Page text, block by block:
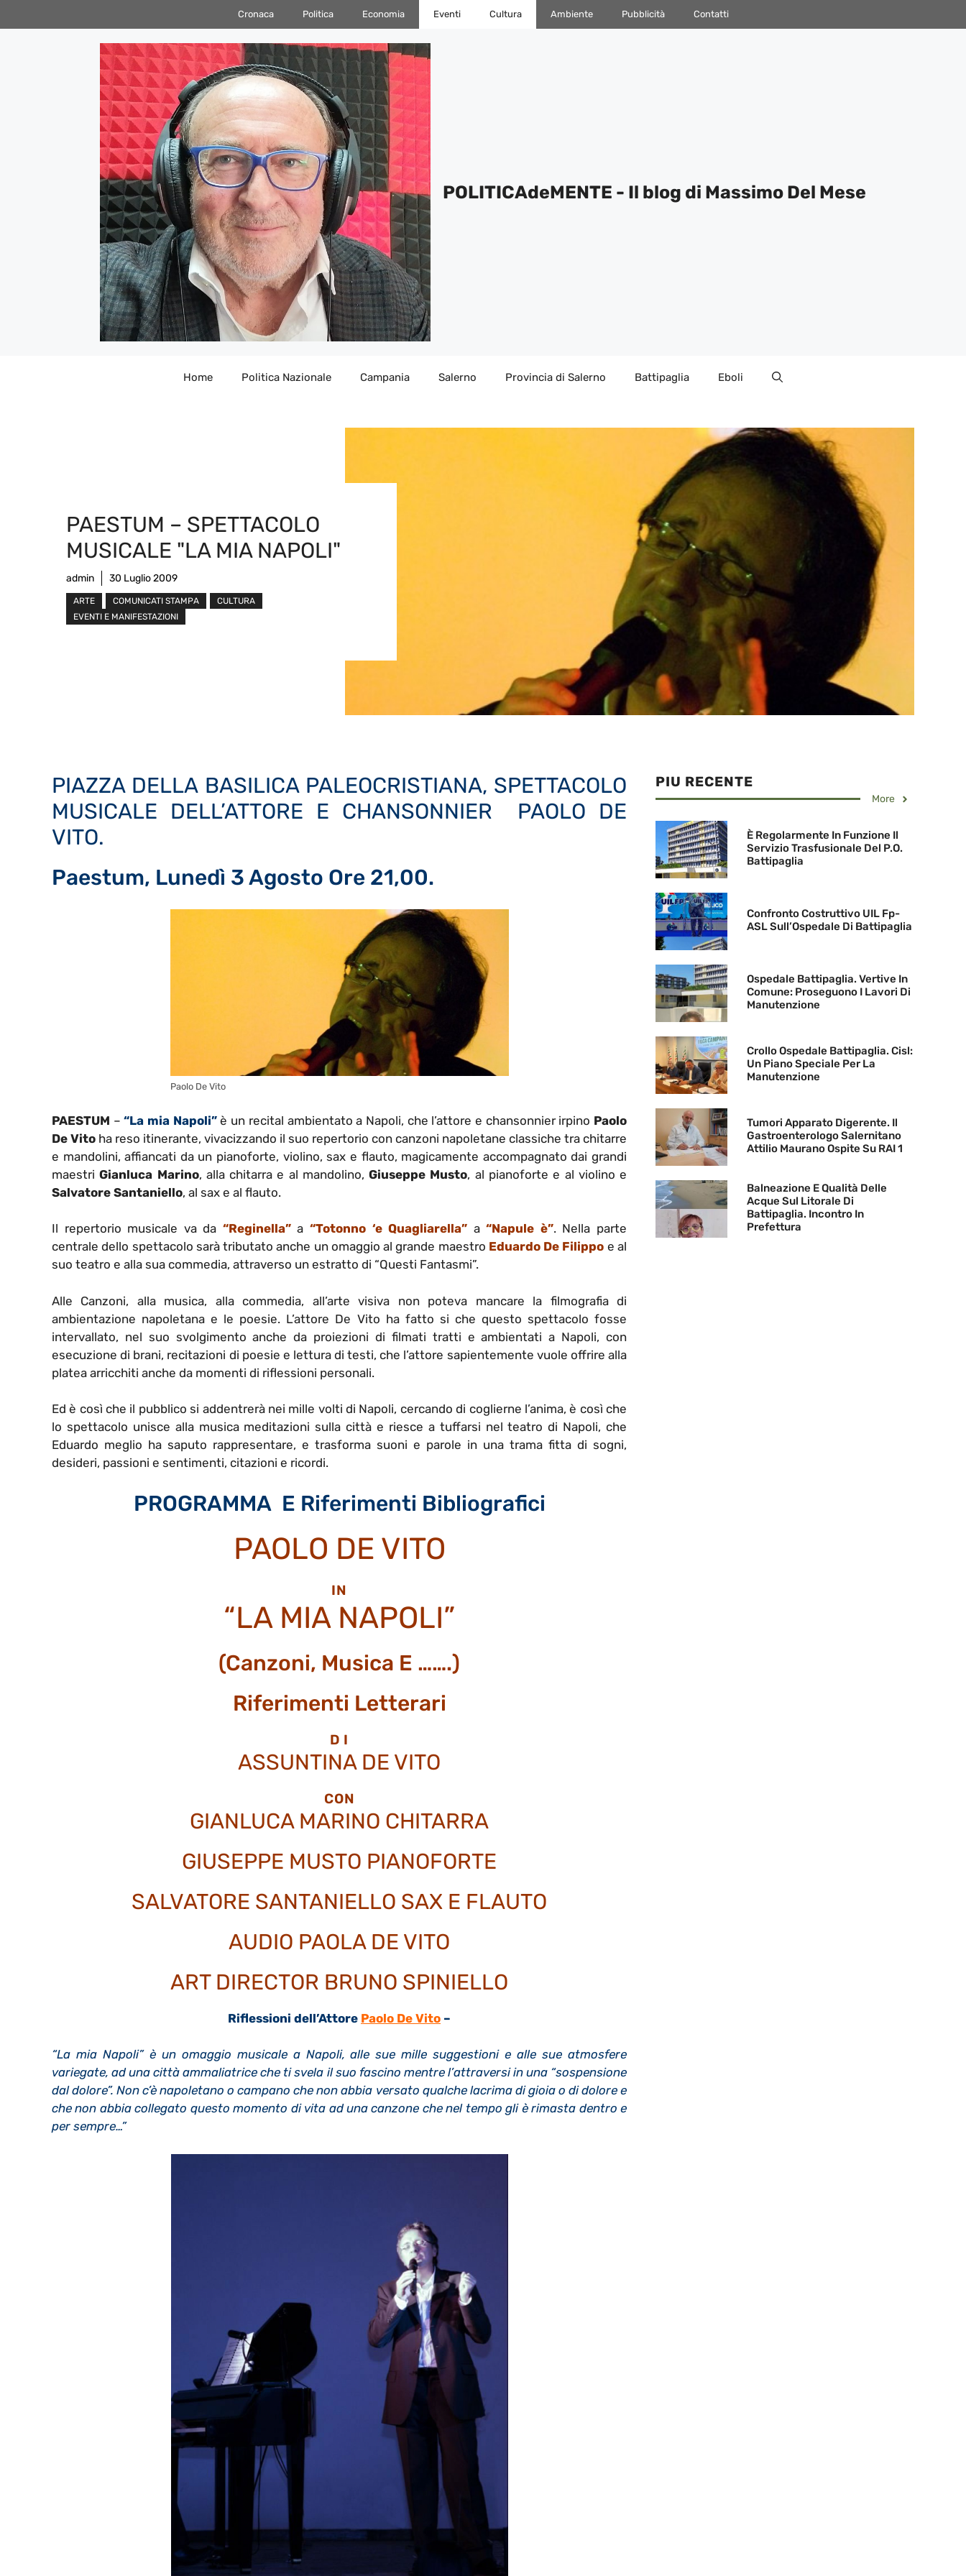
al
Cronaca Politica Economia Eventi Cultura Ambiente Pubblicità Contatti
POLITICAdeMENTE - Il blog di Massimo Del Mese
Home Politica Nazionale Campania Salerno Provincia di Salerno Battipaglia Eboli
PAESTUM – SPETTACOLO
MUSICALE "LA MIA NAPOLI"
admin 30 Luglio 2009
ARTE COMUNICATI STAMPA
CULTURA
EVENTI E MANIFESTAZIONI
PIAZZA DELLA BASILICA PALEOCRISTIANA, SPETTACOLO
MUSICALE DELL’ATTORE E CHANSONNIER PAOLO DE
VITO.
Paestum, Lunedì 3 Agosto Ore 21,00.
Paolo De Vito
PAESTUM –“La mia Napoli”è un recital ambientato a Napoli, che l’attore e chansonnier irpino Paolo
De Vito ha reso itinerante, vivacizzando il suo repertorio con canzoni napoletane classiche tra chitarre
e mandolini, affiancati da un pianoforte, violino, sax e flauto, magicamente accompagnato dai grandi
maestriGianluca Marino, alla chitarra e al mandolino,Giuseppe Musto, al pianoforte e al violino e
Salvatore Santaniello, al sax e al flauto.
Il repertorio musicale va da “Reginella”a“Totonno ‘e Quagliarella” a“Napule è”. Nella parte
centrale dello spettacolo sarà tributato anche un omaggio al grande maestro Eduardo De Filippo e al
suo teatro e alla sua commedia, attraverso un estratto di “Questi Fantasmi”.
Alle Canzoni, alla musica, alla commedia, all’arte visiva non poteva mancare la filmografia di
ambientazione napoletana e le poesie. L’attore De Vito ha fatto si che questo spettacolo fosse
intervallato, nel suo svolgimento anche da proiezioni di filmati tratti e ambientati a Napoli, con
esecuzione di brani, recitazioni di poesie e lettura di testi, che l’attore sapientemente vuole offrire alla
platea arricchiti anche da momenti di riflessioni personali.
Ed è così che il pubblico si addentrerà nei mille volti di Napoli, cercando di coglierne l’anima, è così che
lo spettacolo unisce alla musica meditazioni sulla città e riesce a tuffarsi nel teatro di Napoli, che
Eduardo meglio ha saputo rappresentare, e trasforma suoni e parole in una trama fitta di sogni,
desideri, passioni e sentimenti, citazioni e ricordi.
PROGRAMMA E Riferimenti Bibliografici
PAOLO DE VITO
IN
“LA MIA NAPOLI”
(Canzoni, Musica E …….)
Riferimenti Letterari
D I
ASSUNTINA DE VITO
CON
GIANLUCA MARINO CHITARRA
GIUSEPPE MUSTO PIANOFORTE
SALVATORE SANTANIELLO SAX E FLAUTO
AUDIO PAOLA DE VITO
ART DIRECTOR BRUNO SPINIELLO
Riflessioni dell’Attore Paolo De Vito –
“La mia Napoli” è un omaggio musicale a Napoli, alle sue mille suggestioni e alle sue atmosfere
variegate, ad una città ammaliatrice che ti svela il suo fascino mentre l’attraversi in una “sospensione
dal dolore”. Non c’è napoletano o campano che non abbia versato qualche lacrima di gioia o di dolore e
che non abbia collegato questo momento di vita ad una canzone che nel tempo gli è rimasta dentro e
per sempre…”
PIU RECENTE
More
È Regolarmente In Funzione Il
Servizio Trasfusionale Del P.O.
Battipaglia
Confronto Costruttivo UIL Fp-
ASL Sull’Ospedale Di Battipaglia
Ospedale Battipaglia. Vertive In
Comune: Proseguono I Lavori Di
Manutenzione
Crollo Ospedale Battipaglia. Cisl:
Un Piano Speciale Per La
Manutenzione
Tumori Apparato Digerente. Il
Gastroenterologo Salernitano
Attilio Maurano Ospite Su RAI 1
Balneazione E Qualità Delle
Acque Sul Litorale Di
Battipaglia. Incontro In
Prefettura